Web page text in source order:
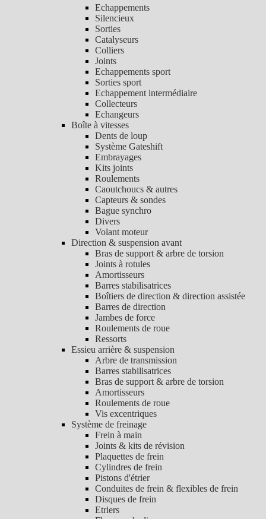
Echappements
Silencieux
Sorties
Catalyseurs
Colliers
Joints
Echappements sport
Sorties sport
Echappement intermédiaire
Collecteurs
Echangeurs
Boîte à vitesses
Dents de loup
Système Gateshift
Embrayages
Kits joints
Roulements
Caoutchoucs & autres
Capteurs & sondes
Bague synchro
Divers
Volant moteur
Direction & suspension avant
Bras de support & arbre de torsion
Joints à rotules
Amortisseurs
Barres stabilisatrices
Boîtiers de direction & direction assistée
Barres de direction
Jambes de force
Roulements de roue
Ressorts
Essieu arrière & suspension
Arbre de transmission
Barres stabilisatrices
Bras de support & arbre de torsion
Amortisseurs
Roulements de roue
Vis excentriques
Système de freinage
Frein à main
Joints & kits de révision
Plaquettes de frein
Cylindres de frein
Pistons d'étrier
Conduites de frein & flexibles de frein
Disques de frein
Etriers